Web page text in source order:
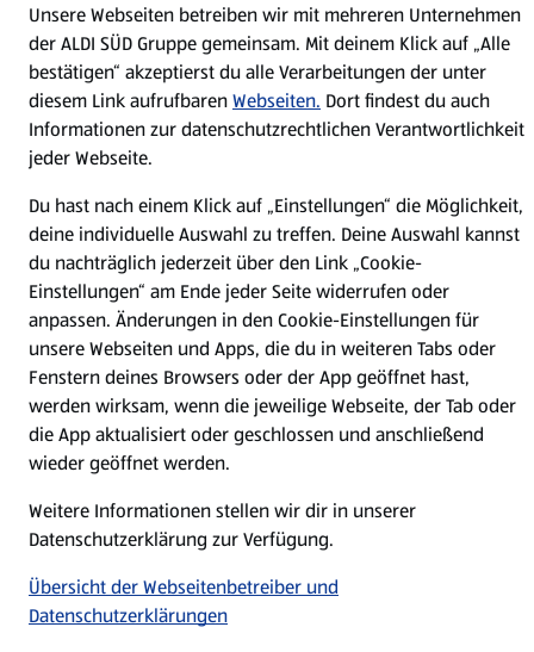
Impressum
Datenschutzerklärung
Nutzungsbedingungen
Security Policy
Compliance | Hinweisstellen
Unsere Webseiten betreiben wir mit mehreren Unternehmen
der ALDI SÜD Gruppe gemeinsam. Mit deinem Klick auf „Alle
bestätigen“ akzeptierst du alle Verarbeitungen der unter
diesem Link aufrufbarenWebseiten. Dort findest du auch
Informationen zur datenschutzrechtlichen Verantwortlichkeit
jeder Webseite.
Du hast nach einem Klick auf „Einstellungen“ die Möglichkeit,
deine individuelle Auswahl zu treffen. Deine Auswahl kannst
du nachträglich jederzeit über den Link „Cookie-
Einstellungen“ am Ende jeder Seite widerrufen oder
anpassen. Änderungen in den Cookie-Einstellungen für
unsere Webseiten und Apps, die du in weiteren Tabs oder
Fenstern deines Browsers oder der App geöffnet hast,
werden wirksam, wenn die jeweilige Webseite, der Tab oder
die App aktualisiert oder geschlossen und anschließend
wieder geöffnet werden.
Weitere Informationen stellen wir dir in unserer
Datenschutzerklärung zur Verfügung.
Übersicht der Webseitenbetreiber und
Datenschutzerklärungen